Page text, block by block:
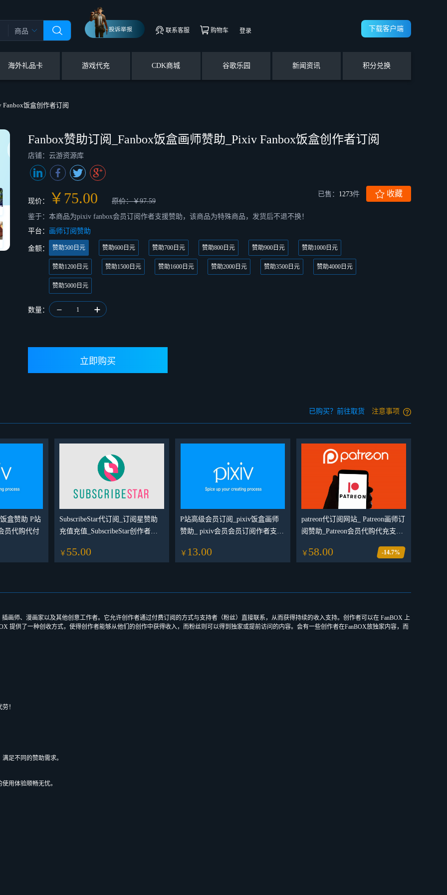
商品 联系客服 购物车 登录 下载客户端
海外礼品卡 游戏代充 CDK商城 谷歌乐园 新闻资讯 积分兑换
饭盒创作者订阅
Fanbox赞助订阅_Fanbox饭盒画师赞助_Pixiv Fanbox饭盒创作者订阅
店铺：云游资源库
现价： ￥75.00 原价：￥97.59
已售： 1273件 收藏
鉴于：本商品为pixiv fanbox会员订阅作者支援赞助，该商品为特殊商品，发货后不退不换！
平台： 画师订阅赞助
金额： 赞助500日元 赞助600日元 赞助700日元 赞助800日元 赞助900日元 赞助1000日元
赞助1200日元 赞助1500日元 赞助1600日元 赞助2000日元 赞助3500日元 赞助4000日元
赞助5000日元
数量： 1
已购买？前往取货 注意事项
盒赞助 P站
员代购代付
SubscribeStar代订阅_订阅星赞助
充值充值_SubscribeStar创作者支
￥ 55.00
P站高级会员订阅_pixiv饭盒画师
赞助_ pixiv会员会员订阅作者支援
￥ 13.00
patreon代订阅网站_ Patreon画师订
阅赞助_Patreon会员代购代充支付
￥ 58.00 -14.7%
画师、漫画家以及其他创意工作者。它允许创作者通过付费订阅的方式与支持者（粉丝）直接联系，从而获得持续的收入支持。创作者可以在 FanBOX 上
提供了一种创收方式，使得创作者能够从他们的创作中获得收入，而粉丝则可以得到独家或提前访问的内容。会有一些创作者在FanBOX放独家内容，而
劳！
足不同的赞助需求。
用体验顺畅无忧。